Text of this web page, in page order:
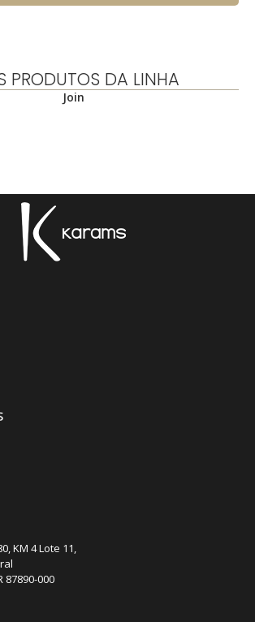
PRODUTOS DA LINHA
Join
KM 4 Lote 11,
87890-000